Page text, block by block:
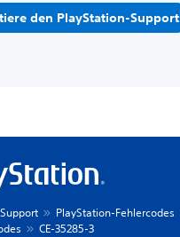
den PlayStation-Support
PlayStation-Fehlercodes
CE-35285-3